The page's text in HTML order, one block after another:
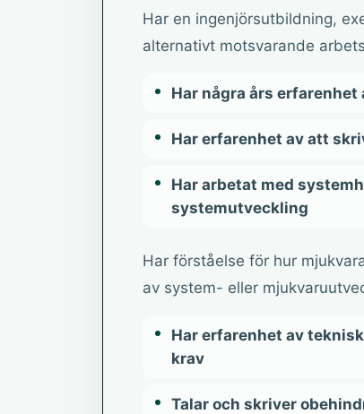
Har en ingenjörsutbildning,
alternativt motsvarande
Har några års
Har erfarenhet av att
Har arbetat med
systemutveckling
Har förståelse för hur
av system- eller
Har erfarenhet av
krav
Talar och skriver